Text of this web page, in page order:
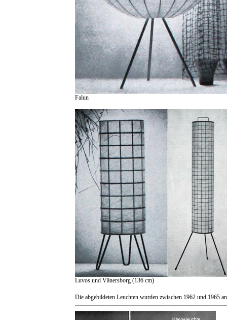
Falun
Luvos und Vänersborg (136 cm)
Die abgebildeten Leuchten wurden zwischen 1962 und 1965